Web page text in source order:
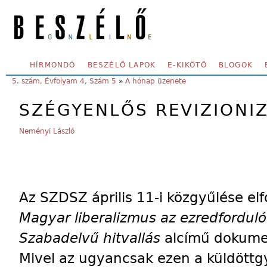
SECONDARY MENU
HÍRMONDÓ BESZÉLŐ LAPOK E-KIKÖTŐ BLOGOK
YOU ARE HERE:
5. szám, Évfolyam 4, Szám 5 » A hónap üzenete
SZÉGYENLŐS
Neményi László
Az SZDSZ április 11-i közgyűlése
Magyar liberalizmus az
Szabadelvű hitvallás alcímű
Mivel az ugyancsak ezen a